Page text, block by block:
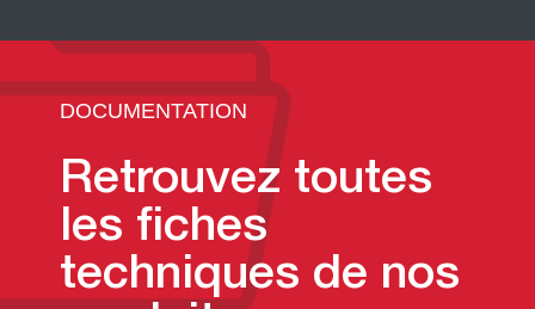
DOCUMENTATION
Retrouvez toutes
les fiches
techniques de nos